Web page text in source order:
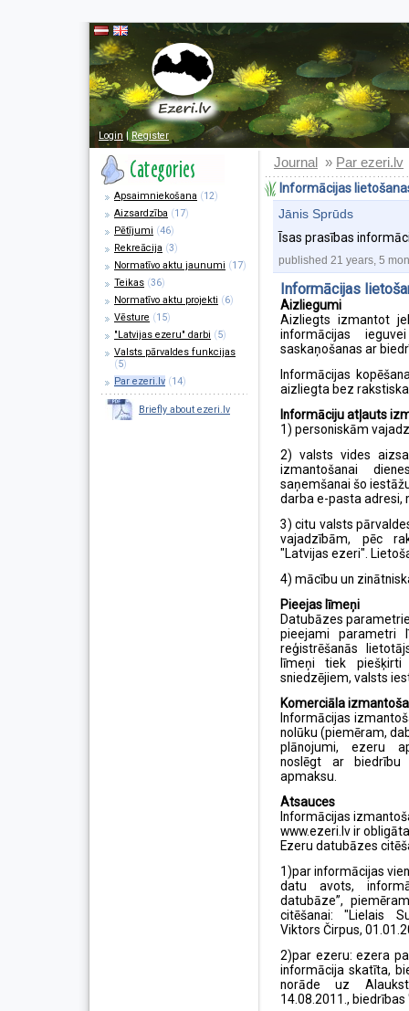
Login|Register
Apsaimniekošana (12)
Aizsardzība (17)
Pētījumi (46)
Rekreācija (3)
Normatīvo aktu jaunumi (17)
Teikas (36)
Normatīvo aktu projekti (6)
Vēsture (15)
"Latvijas ezeru" darbi (5)
Valsts pārvaldes funkcijas
(5)
Par ezeri.lv (14)
Briefly about ezeri.lv
Journal » Par ezeri.lv
Informācijas
Jānis Sprūds
Īsas prasības
published 21 years, 5
Informācijas
Aizliegumi
Aizliegts izmantot
informācijas
saskaņošanas ar
Informācijas
aizliegta bez
Informāciju atļauts
1) personiskām
2) valsts vides
izmantošanai
saņemšanai šo
darba e-pasta adresi,
3) citu valsts
vajadzībām, pēc
"Latvijas ezeri".
4) mācību un
Pieejas līmeņi
Datubāzes
pieejami parametri
reģistrēšanās
līmeņi tiek piešķirti
sniedzējiem, valsts
Komerciāla
Informācijas
nolūku (piemēram,
plānojumi, ezeru
noslēgt ar biedrību
apmaksu.
Atsauces
Informācijas
www.ezeri.lv ir
Ezeru datubāzes
1)par informācijas
datu avots,
datubāze”,
citēšanai: "Lielais
Viktors Čirpus,
2)par ezeru: ezera
informācija skatīta,
norāde uz
14.08.2011.,